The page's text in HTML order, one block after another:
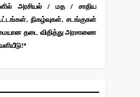
அரசியல் / மத / சாதிய
நிகழ்வுகள், சடங்குகள்
தடை விதித்து அரசாணை